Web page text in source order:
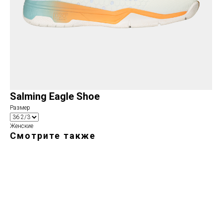
Salming Eagle Shoe
Размер
Женские
Смотрите также